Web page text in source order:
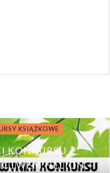
KSIĄŻKOWE
KONKURSU Z
HELION –